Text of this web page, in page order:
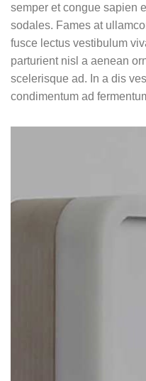
semper et congue sapien
sodales. Fames at
fusce lectus vestibulum
parturient nisl a aenean
scelerisque ad. In a dis
condimentum ad